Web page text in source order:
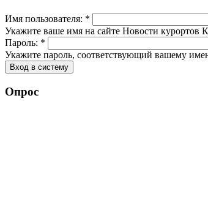
Имя пользователя: *
Укажите ваше имя на сайте Новости курортов
Пароль: *
Укажите пароль, соответствующий вашему
Опрос